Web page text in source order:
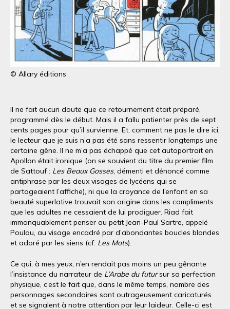
© Allary éditions
Il ne fait aucun doute que ce retournement était préparé,
programmé dès le début. Mais il a fallu patienter près de sept
cents pages pour qu’il survienne. Et, comment ne pas le dire ici,
le lecteur que je suis n’a pas été sans ressentir longtemps une
certaine gêne. Il ne m’a pas échappé que cet autoportrait en
Apollon était ironique (on se souvient du titre du premier film
de Sattouf : Les Beaux Gosses, démenti et dénoncé comme
antiphrase par les deux visages de lycéens qui se
partageaient l’affiche), ni que la croyance de l’enfant en sa
beauté superlative trouvait son origine dans les compliments
que les adultes ne cessaient de lui prodiguer. Riad fait
immanquablement penser au petit Jean-Paul Sartre, appelé
Poulou, au visage encadré par d’abondantes boucles blondes
et adoré par les siens (cf. Les Mots).
Ce qui, à mes yeux, n’en rendait pas moins un peu gênante
l’insistance du narrateur de L’Arabe du futursur sa perfection
physique, c’est le fait que, dans le même temps, nombre des
personnages secondaires sont outrageusement caricaturés
et se signalent à notre attention par leur laideur. Celle-ci est